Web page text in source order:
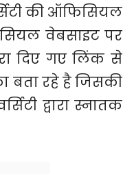
की ऑफिसियल
वेबसाइट पर
दिए गए लिंक से
बता रहे है जिसकी
द्वारा स्नातक